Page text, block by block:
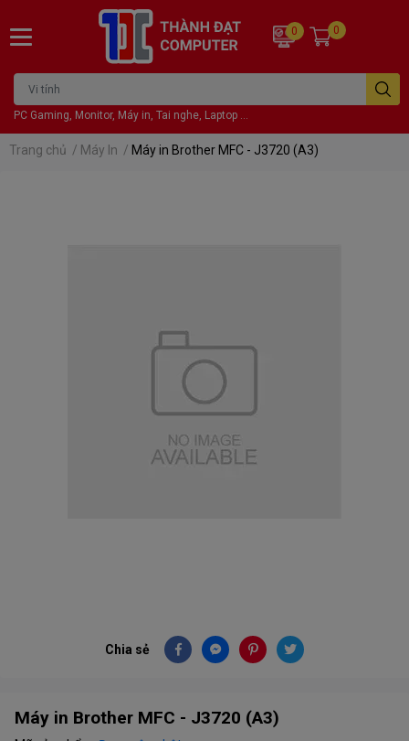
PC Gaming, Monitor, Máy in, Tai nghe, Laptop ...
0 0
Trang chủ / Máy In / Máy in Brother MFC - J3720 (A3)
Chia sẻ
Máy in Brother MFC - J3720 (A3)